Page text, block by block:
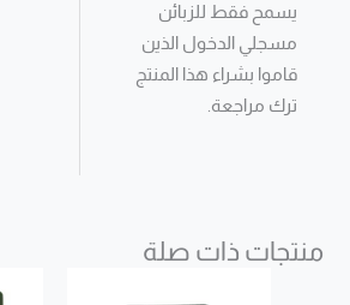
يسمح فقط للزبائن
مسجلي الدخول الذين
قاموا بشراء هذا المنتج
ترك مراجعة.
منتجات ذات صلة